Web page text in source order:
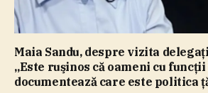
Maia Sandu, despre vizita
„Este ruşinos că oameni cu
documentează care este politica